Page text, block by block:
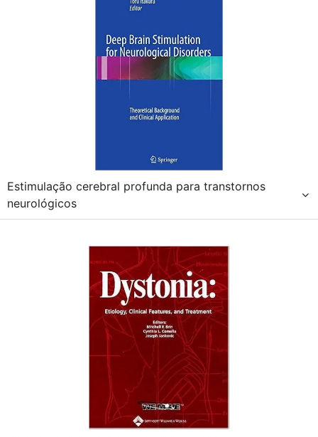
Estimulação cerebral profunda para transtornos
neurológicos